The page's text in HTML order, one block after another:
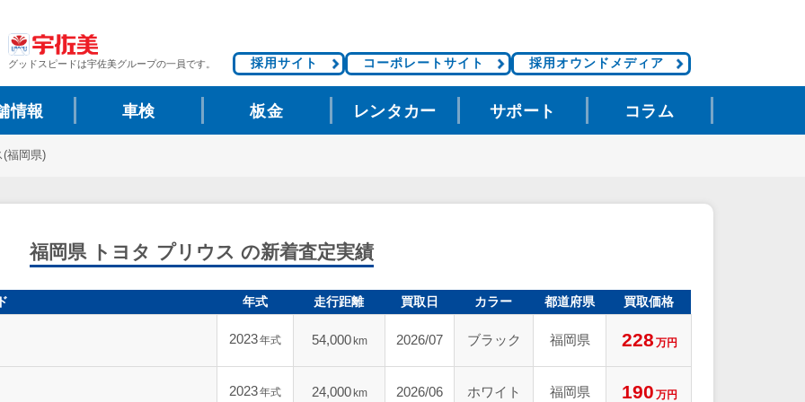
グッドスピードは宇佐美グループの一員です。 採用サイト コーポレートサイト 採用オウンドメディア
情報 車検 板金 レンタカー サポート コラム
(福岡県)
福岡県 トヨタ プリウス の新着査定実績
年式 走行距離 買取日 カラー 都道府県 買取価格
2023年式 54,000 km 2026/07 ブラック 福岡県 228 万円
2023年式 24,000 km 2026/06 ホワイト 福岡県 190 万円